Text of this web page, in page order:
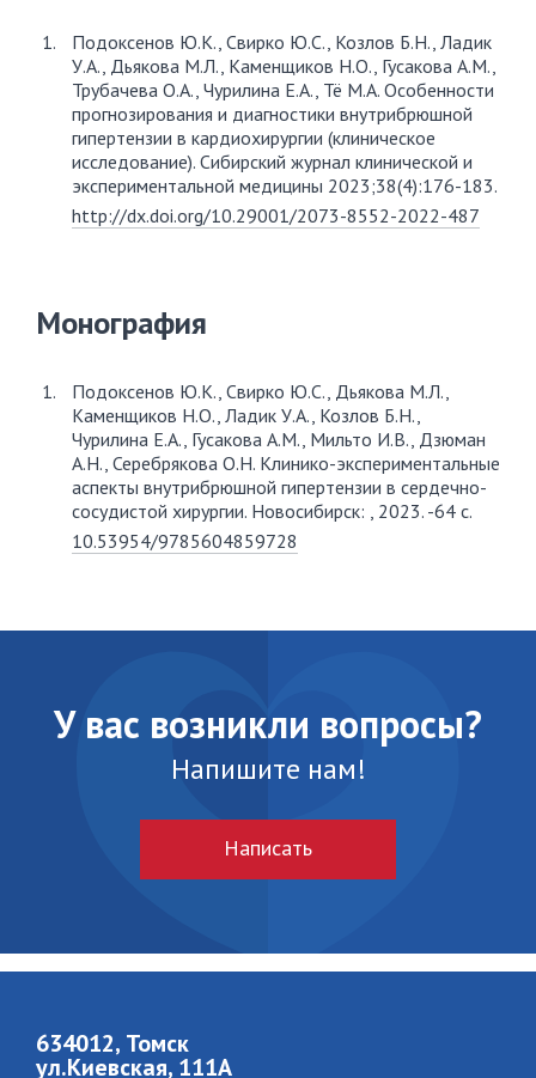
Подоксенов Ю.К., Свирко Ю.С., Козлов Б.Н., Ладик
У.А., Дьякова М.Л., Каменщиков Н.О., Гусакова А.М.,
Трубачева О.А., Чурилина Е.А., Тё М.А. Особенности
прогнозирования и диагностики внутрибрюшной
гипертензии в кардиохирургии (клиническое
исследование). Сибирский журнал клинической и
экспериментальной медицины 2023;38(4):176-183.
http://dx.doi.org/10.29001/2073-8552-2022-487
Монография
Подоксенов Ю.К., Свирко Ю.С., Дьякова М.Л.,
Каменщиков Н.О., Ладик У.А., Козлов Б.Н.,
Чурилина Е.А., Гусакова А.М., Мильто И.В., Дзюман
А.Н., Серебрякова О.Н. Клинико-экспериментальные
аспекты внутрибрюшной гипертензии в сердечно-
сосудистой хирургии. Новосибирск: , 2023. -64 с.
10.53954/9785604859728
У вас возникли вопросы?
Напишите нам!
Написать
634012, Томск
ул.Киевская, 111A